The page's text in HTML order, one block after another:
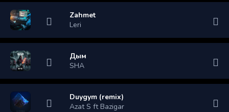
Zahmet
Leri
Дым
SHA
Duygym (remix)
Azat S ft Bazigar